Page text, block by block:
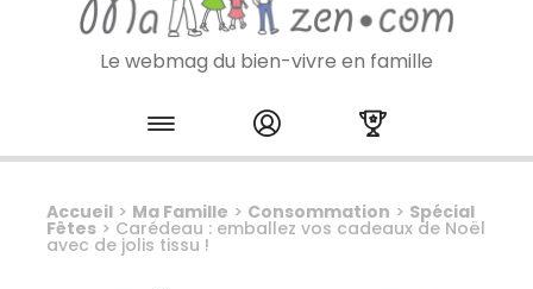
Je m'inscris à la newsletter
Le webmag du bien-vivre en famille
Skip to content
Accueil > Ma Famille > Consommation > Spécial
Fêtes > Carédeau : emballez vos cadeaux de Noël
avec de jolis tissu !